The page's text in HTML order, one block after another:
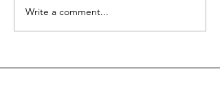
Gucci Kolaborasi Dengan
Konsol Game, Harganya
Write a comment...